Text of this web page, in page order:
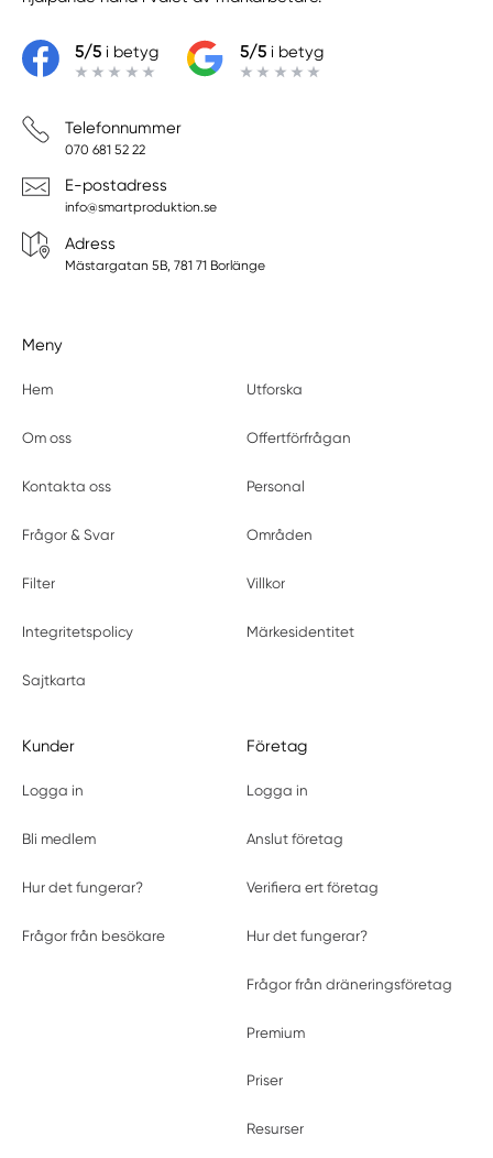
5/5i betyg 5/5i betyg
Telefonnummer
070 681 52 22
E-postadress
info@smartproduktion.se
Adress
Mästargatan 5B, 781 71 Borlänge
Meny
Hem Utforska
Om oss Offertförfrågan
Kontakta oss Personal
Frågor & Svar Områden
Filter Villkor
Integritetspolicy Märkesidentitet
Sajtkarta
Kunder
Logga in
Bli medlem
Hur det fungerar?
Frågor från besökare
Företag
Logga in
Anslut företag
Verifiera ert företag
Hur det fungerar?
Frågor från dräneringsföretag
Premium
Priser
Resurser